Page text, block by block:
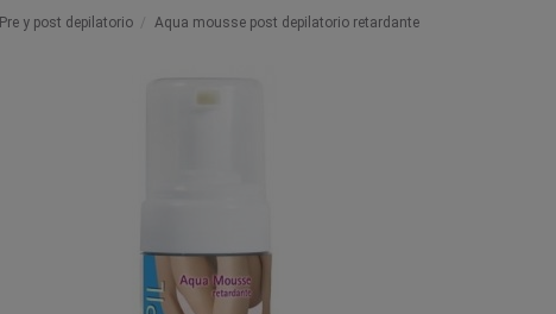
Pre y post depilatorio Aqua mousse post depilatorio retardante